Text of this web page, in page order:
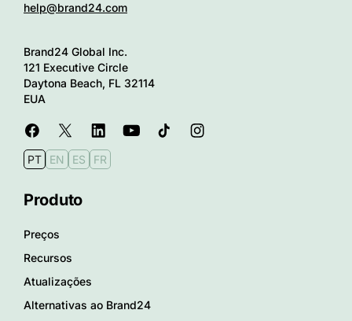
help@brand24.com
Brand24 Global Inc.
121 Executive Circle
Daytona Beach, FL 32114
EUA
PT EN ES FR
Produto
Preços
Recursos
Atualizações
Alternativas ao Brand24